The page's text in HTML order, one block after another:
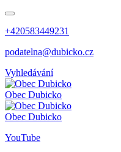
+420583449231
podatelna@dubicko.cz
Vyhledávání
Obec Dubicko
Obec Dubicko
YouTube